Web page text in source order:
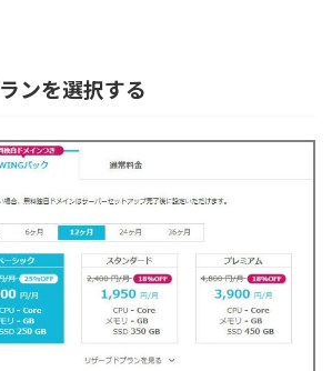
ンを選択する